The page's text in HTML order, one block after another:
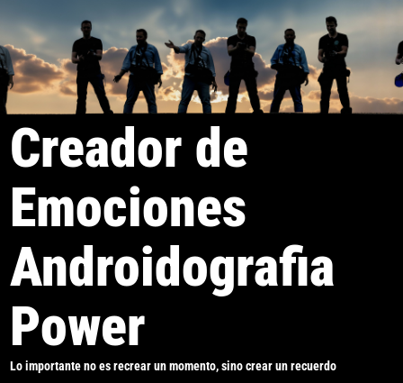
al
contenido
Creador de
Emociones
Androidografia
Power
Lo importante no es recrear un momento, sino crear un recuerdo